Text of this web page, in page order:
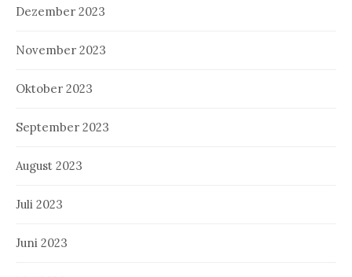
Dezember 2023
November 2023
Oktober 2023
September 2023
August 2023
Juli 2023
Juni 2023